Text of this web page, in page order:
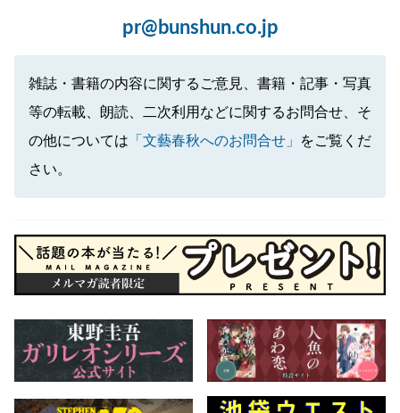
pr@bunshun.co.jp
雑誌・書籍の内容に関するご意見、書籍・記事・写真
等の転載、朗読、二次利用などに関するお問合せ、そ
の他については 「文藝春秋へのお問合せ」
をご覧くだ
さい。